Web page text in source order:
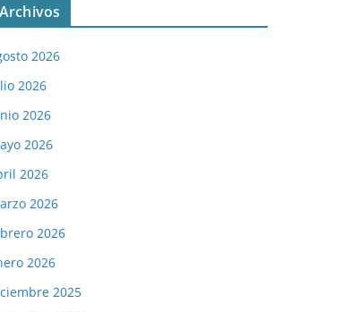
Archivos
2026
2026
2026
2026
2026
2026
2026
2026
2025